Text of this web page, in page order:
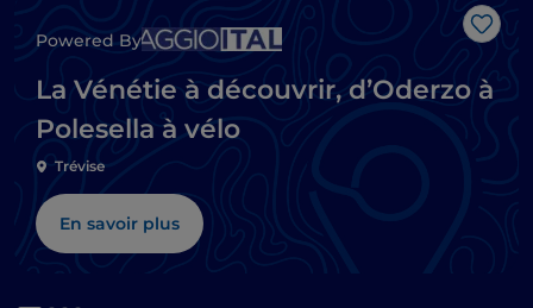
Powered By
La Vénétie à découvrir, d’Oderzo à
Polesella à vélo
Trévise
En savoir plus